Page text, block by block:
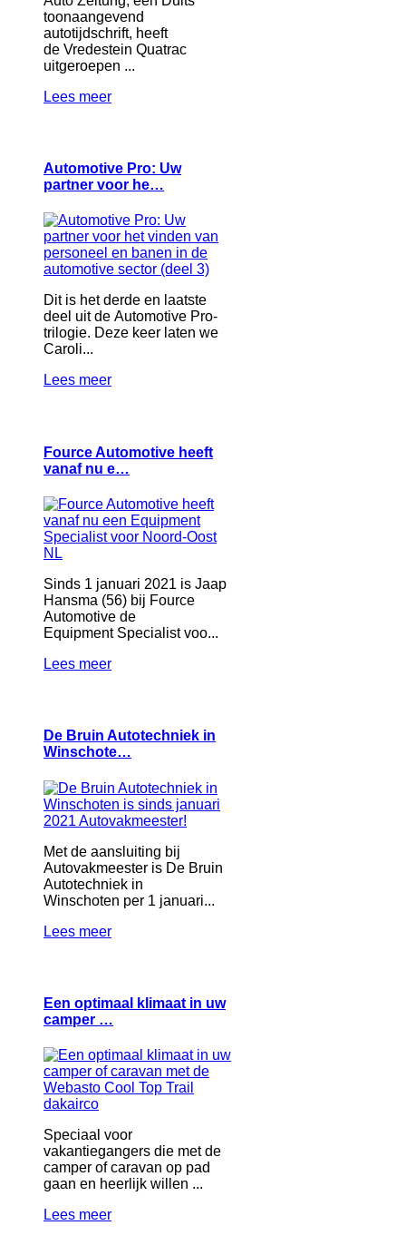
toonaangevend
autotijdschrift, heeft
de Vredestein Quatrac
uitgeroepen ...
Lees meer
Automotive Pro: Uw
partner voor he…
Dit is het derde en laatste
deel uit de Automotive Pro-
trilogie. Deze keer laten we
Caroli...
Lees meer
Fource Automotive heeft
vanaf nu e…
Sinds 1 januari 2021 is Jaap
Hansma (56) bij Fource
Automotive de
Equipment Specialist voo...
Lees meer
De Bruin Autotechniek in
Winschote…
Met de aansluiting bij
Autovakmeester is De Bruin
Autotechniek in
Winschoten per 1 januari...
Lees meer
Een optimaal klimaat in uw
camper …
Speciaal voor
vakantiegangers die met de
camper of caravan op pad
gaan en heerlijk willen ...
Lees meer